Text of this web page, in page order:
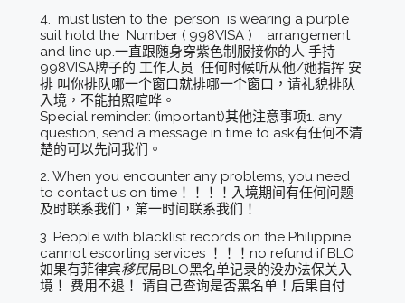
4. must listen to the person is wearing a purple
suit hold the Number ( 998VISA ) arrangement
and line up.一直跟随身穿紫色制服接你的人 手持
998VISA牌子的 工作人员 任何时候听从他/她指挥 安
排 叫你排队哪一个窗口就排哪一个窗口，请礼貌排队
入境，不能拍照喧哗。
Special reminder: (important)其他注意事项1. any
question, send a message in time to ask有任何不清
楚的可以先问我们。
2. When you encounter any problems, you need
to contact us on time！！！！入境期间有任何问题
及时联系我们，第一时间联系我们！
3. People with blacklist records on the Philippine
cannot escorting services ！！！no refund if BLO
如果有菲律宾移民局BLO黑名单记录的没办法保关入
境！ 费用不退！ 请自己查询是否黑名单！后果自付